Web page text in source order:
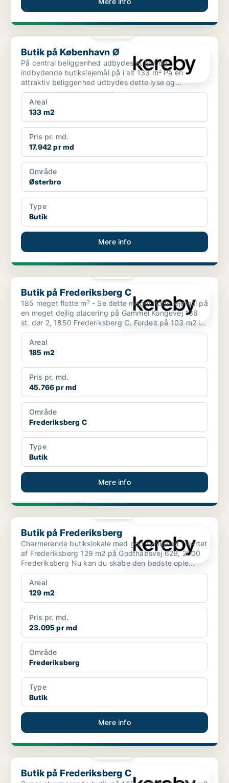
Butik på København Ø
Butik på København Ø
På central beliggenhed udbydes et lyst og
indbydende butikslejemål på i alt 133 m² På en
attraktiv beliggenhed udbydes dette lyse og
indbydende butiksle...
Areal
133 m2
Pris pr. md.
17.942 pr md
Område
Østerbro
Type
Butik
Mere info
Butik på Frederiksberg C
Butik på Frederiksberg C
185 meget flotte m² - Se dette meget flotte lejemål på
en meget dejlig placering på Gammel Kongevej 136
st. dør 2, 1850 Frederiksberg C. Fordelt på 103 m2 i
...
Areal
185 m2
Pris pr. md.
45.766 pr md
Område
Frederiksberg C
Type
Butik
Mere info
Butik på Frederiksberg
Butik på Frederiksberg
Charmerende butikslokale med god synlighed i hjertet
af Frederiksberg 129 m2 på Godthåbsvej 62B, 2000
Frederiksberg Nu kan du skabe den bedste ople...
Areal
129 m2
Pris pr. md.
23.095 pr md
Område
Frederiksberg
Type
Butik
Mere info
Butik på Frederiksberg C
Butik på Frederiksberg C